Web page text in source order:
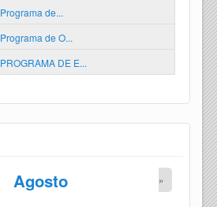
Programa de...
Programa de O...
PROGRAMA DE E...
Agosto »